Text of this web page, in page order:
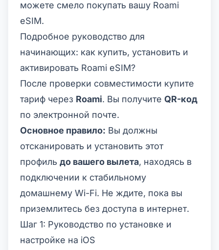
можете смело покупать вашу Roami
eSIM.
Подробное руководство для
начинающих: как купить, установить и
активировать Roami eSIM?
После проверки совместимости купите
тариф через Roami. Вы получите QR-код
по электронной почте.
Основное правило: Вы должны
отсканировать и установить этот
профиль до вашего вылета, находясь в
подключении к стабильному
домашнему Wi-Fi. Не ждите, пока вы
приземлитесь без доступа в интернет.
Шаг 1: Руководство по установке и
настройке на iOS